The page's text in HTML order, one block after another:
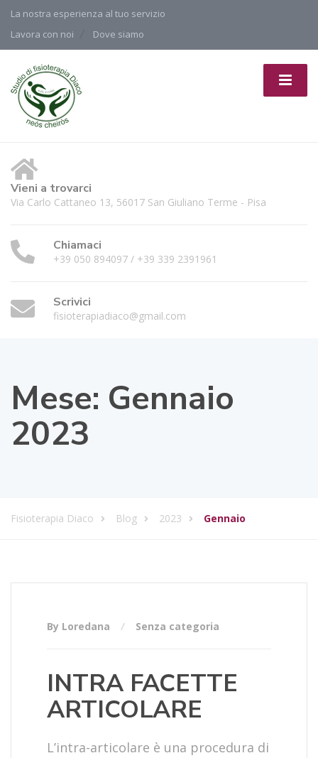
La nostra esperienza al tuo servizio
Lavora con noi
Dove siamo
Vieni a trovarci
Via Carlo Cattaneo 13, 56017 San Giuliano Terme - Pisa
Chiamaci
+39 050 894097 / +39 339 2391961
Scrivici
fisioterapiadiaco@gmail.com
Mese: Gennaio
2023
Fisioterapia Diaco Blog 2023 Gennaio
By Loredana Senza categoria
INTRA FACETTE
ARTICOLARE
L’intra-articolare è una procedura di